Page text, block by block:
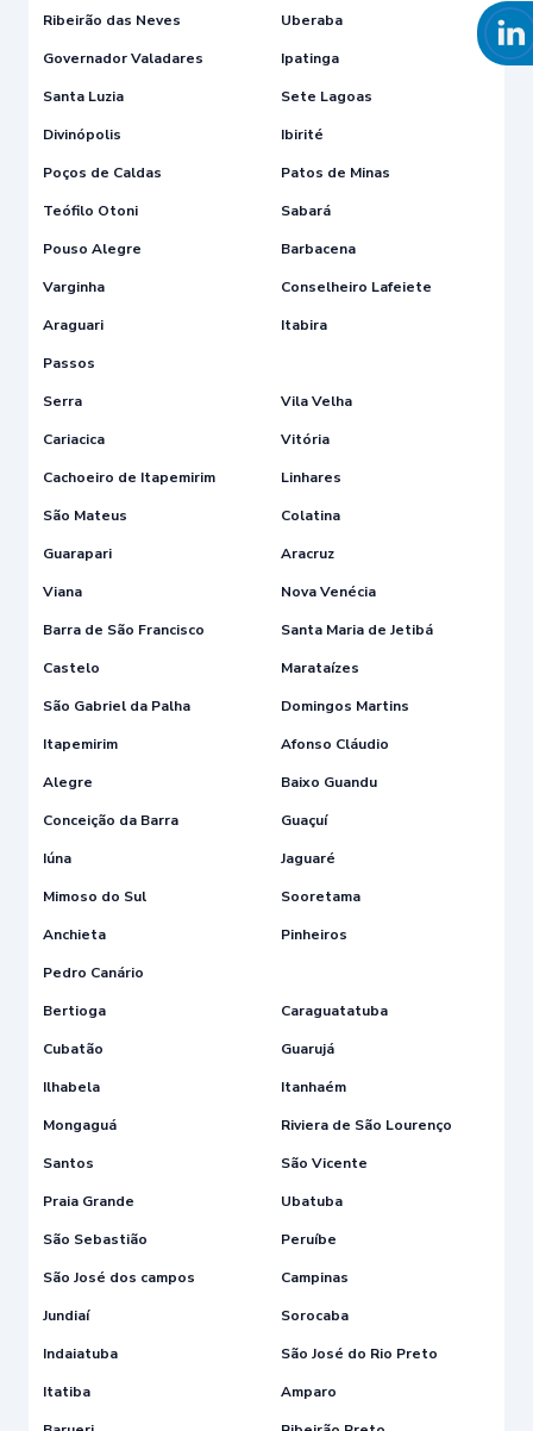
Ribeirão das Neves
Uberaba
Governador Valadares
Ipatinga
Santa Luzia
Sete Lagoas
Divinópolis
Ibirité
Poços de Caldas
Patos de Minas
Teófilo Otoni
Sabará
Pouso Alegre
Barbacena
Varginha
Conselheiro Lafeiete
Araguari
Itabira
Passos
Serra
Vila Velha
Cariacica
Vitória
Cachoeiro de Itapemirim
Linhares
São Mateus
Colatina
Guarapari
Aracruz
Viana
Nova Venécia
Barra de São Francisco
Santa Maria de Jetibá
Castelo
Marataízes
São Gabriel da Palha
Domingos Martins
Itapemirim
Afonso Cláudio
Alegre
Baixo Guandu
Conceição da Barra
Guaçuí
Iúna
Jaguaré
Mimoso do Sul
Sooretama
Anchieta
Pinheiros
Pedro Canário
Bertioga
Caraguatatuba
Cubatão
Guarujá
Ilhabela
Itanhaém
Mongaguá
Riviera de São Lourenço
Santos
São Vicente
Praia Grande
Ubatuba
São Sebastião
Peruíbe
São José dos campos
Campinas
Jundiaí
Sorocaba
Indaiatuba
São José do Rio Preto
Itatiba
Amparo